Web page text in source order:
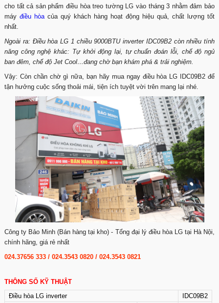
cho tất cả sản phẩm điều hòa treo tường LG vào tháng 3 nhằm đảm bảo
máy điều hòa của quý khách hàng hoạt động hiệu quả, chất lượng tốt
nhất.
Ngoài ra: Điều hòa LG 1 chiều 9000BTU inverter IDC09B2 còn nhiều tính
năng công nghệ khác: Tự khởi động lại, tự chuẩn đoán lỗi, chế độ ngủ
ban đêm, chế độ Jet Cool…đang chờ bạn khám phá & trải nghiệm.
Vậy: Còn chần chờ gì nữa, bạn hãy mua ngay điều hòa LG IDC09B2 để
tận hưởng cuộc sống thoải mái, tiện ích tuyệt vời trên mang lại nhé.
Công ty Bảo Minh (Bán hàng tại kho) - Tổng đại lý điều hòa LG tại Hà Nội,
chính hãng, giá rẻ nhất
024.37656 333 / 024.3543 0820 / 024.3543 0821
THÔNG SỐ KỸ THUẬT
Điều hòa LG inverter
IDC09B2